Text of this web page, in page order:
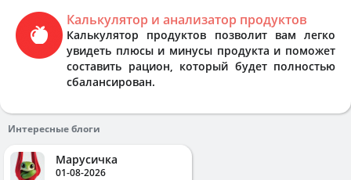
Калькулятор и анализатор продуктов
Калькулятор продуктов позволит вам легко
увидеть плюсы и минусы продукта и поможет
составить рацион, который будет полностью
сбалансирован.
Интересные блоги
Марусичка
01-08-2026